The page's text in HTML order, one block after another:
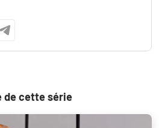
de cette série